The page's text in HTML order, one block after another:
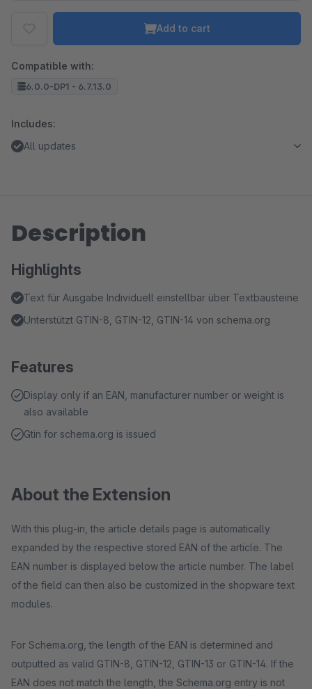
Add to cart
Compatible with:
6.0.0-DP1 - 6.7.13.0
Includes:
All updates
Description
Highlights
Text für Ausgabe Individuell einstellbar über Textbausteine
Unterstützt GTIN-8, GTIN-12, GTIN-14 von schema.org
Features
Display only if an EAN, manufacturer number or weight is
also available
Gtin for schema.org is issued
About the Extension
With this plug-in, the article details page is automatically
expanded by the respective stored EAN of the article. The
EAN number is displayed below the article number. The label
of the field can then also be customized in the shopware text
modules.
For Schema.org, the length of the EAN is determined and
outputted as valid GTIN-8, GTIN-12, GTIN-13 or GTIN-14. If the
EAN does not match the length, the Schema.org entry is not